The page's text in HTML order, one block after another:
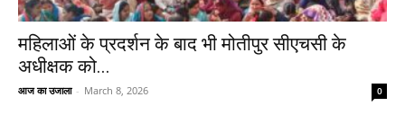
महिलाओं के प्रदर्शन के बाद भी मोतीपुर सीएचसी के
अधीक्षक को...
आज का उजाला - March 8, 2026 0